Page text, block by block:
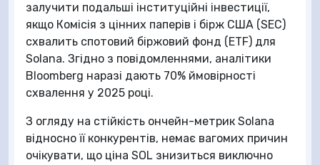
залучити подальші інституційні інвестиції,
якщо Комісія з цінних паперів і бірж США (SEC)
схвалить спотовий біржовий фонд (ETF) для
Solana. Згідно з повідомленнями, аналітики
Bloomberg наразі дають 70% ймовірності
схвалення у 2025 році.
З огляду на стійкість ончейн-метрик Solana
відносно її конкурентів, немає вагомих причин
очікувати, що ціна SOL знизиться виключно